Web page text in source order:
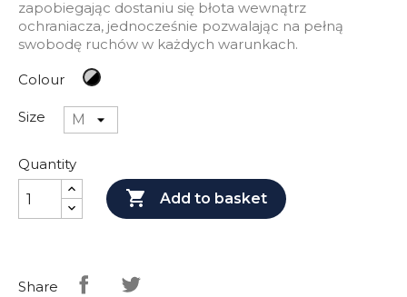
zapobiegając dostaniu się błota wewnątrz
ochraniacza, jednocześnie pozwalając na pełną
swobodę ruchów w każdych warunkach.
Colour Gray&Black
Size
Quantity
 Add to basket
Share